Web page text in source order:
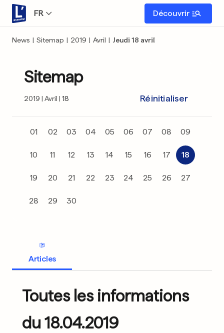
FR Découvrir
News | Sitemap | 2019 | Avril | Jeudi 18 avril
Sitemap
2019 Avril 18 Réinitialiser
01 02 03 04 05 06 07 08 09
10 11 12 13 14 15 16 17 18
19 20 21 22 23 24 25 26 27
28 29 30
Articles
Toutes les informations
du 18.04.2019